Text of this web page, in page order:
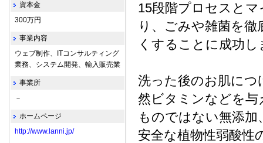
15段階プロセスと
り、ごみや雑菌を
くすることに成功し
洗った後のお肌に
然ビタミンなどを
ものではない無添
安全な植物性弱酸性
資本金
300万円
事業内容
ウェブ制作、ITコンサルティング
業務、システム開発、輸入販売業
事業所
－
ホームページ
http://www.lanni.jp/